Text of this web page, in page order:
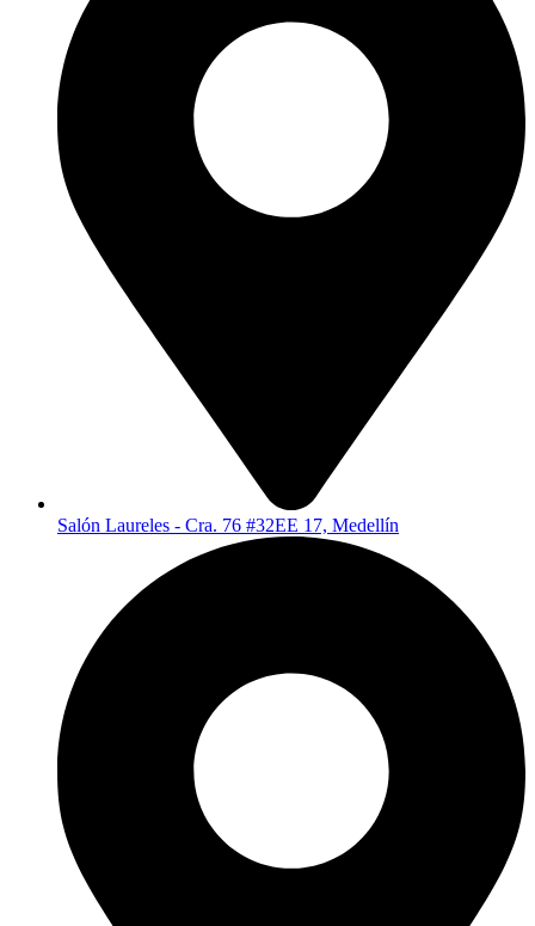
Salón Laureles - Cra. 76 #32EE 17, Medellín